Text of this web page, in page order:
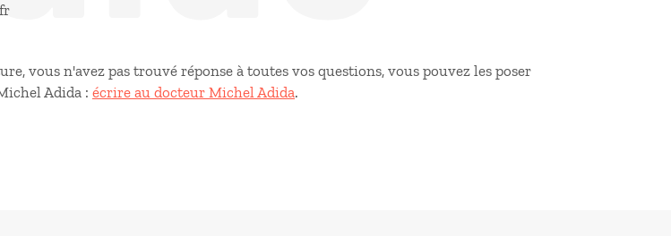
vous n'avez pas trouvé réponse à toutes vos questions, vous pouvez les poser
Adida : écrire au docteur Michel Adida.